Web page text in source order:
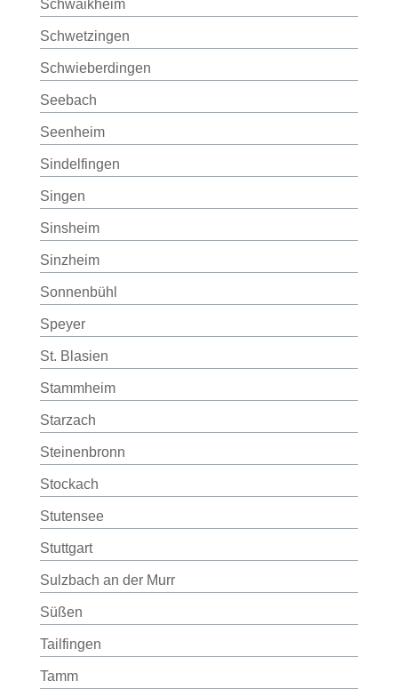
Schwaikheim
Schwetzingen
Schwieberdingen
Seebach
Seenheim
Sindelfingen
Singen
Sinsheim
Sinzheim
Sonnenbühl
Speyer
St. Blasien
Stammheim
Starzach
Steinenbronn
Stockach
Stutensee
Stuttgart
Sulzbach an der Murr
Süßen
Tailfingen
Tamm